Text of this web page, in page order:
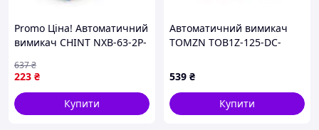
Promo Ціна! Автоматичний
вимикач CHINT NXB-63-2P-
ZaGrosh.com.ua
223 ₴
637₴
Купити
Автоматичний вимикач
TOMZN TOB1Z-125-DC-
539 ₴
Купити